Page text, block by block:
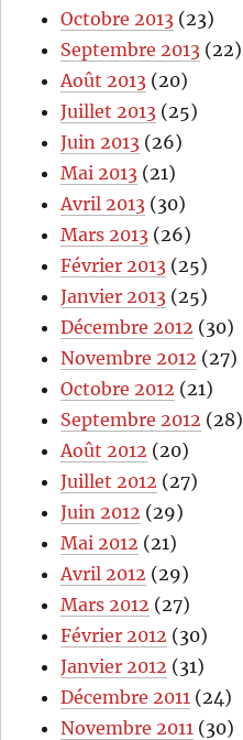
Octobre 2013 (23)
Septembre 2013 (22)
Août 2013 (20)
Juillet 2013 (25)
Juin 2013 (26)
Mai 2013 (21)
Avril 2013 (30)
Mars 2013 (26)
Février 2013 (25)
Janvier 2013 (25)
Décembre 2012 (30)
Novembre 2012 (27)
Octobre 2012 (21)
Septembre 2012 (28)
Août 2012 (20)
Juillet 2012 (27)
Juin 2012 (29)
Mai 2012 (21)
Avril 2012 (29)
Mars 2012 (27)
Février 2012 (30)
Janvier 2012 (31)
Décembre 2011 (24)
Novembre 2011 (30)